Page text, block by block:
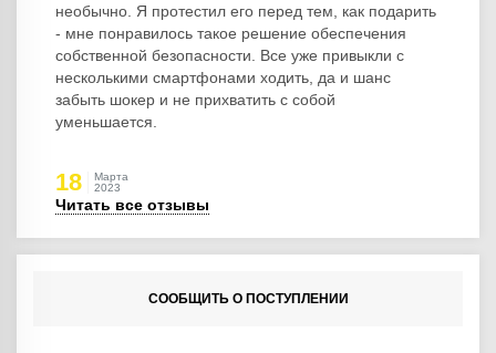
необычно. Я протестил его перед тем, как подарить
- мне понравилось такое решение обеспечения
собственной безопасности. Все уже привыкли с
несколькими смартфонами ходить, да и шанс
забыть шокер и не прихватить с собой
уменьшается.
18
Марта
2023
Читать все отзывы
СООБЩИТЬ О ПОСТУПЛЕНИИ